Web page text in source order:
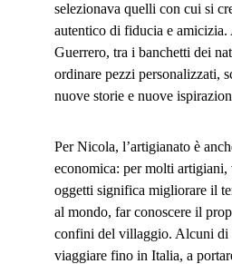
selezionava quelli con cui si
autentico di fiducia e amicizia.
Guerrero, tra i banchetti dei
ordinare pezzi personalizzati,
nuove storie e nuove
Per Nicola, l’artigianato è
economica: per molti artigiani,
oggetti significa migliorare il
al mondo, far conoscere il
confini del villaggio. Alcuni di
viaggiare fino in Italia, a